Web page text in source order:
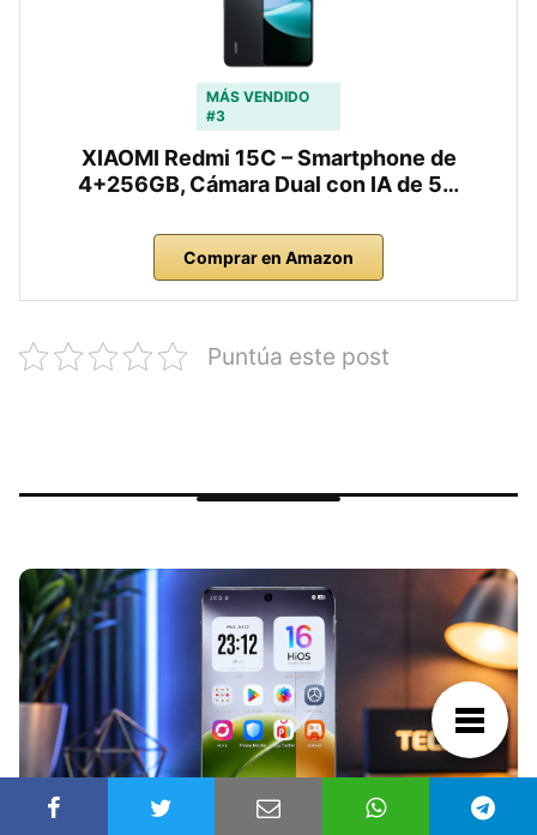
MÁS VENDIDO
#3
XIAOMI Redmi 15C – Smartphone de
4+256GB, Cámara Dual con IA de 5…
Comprar en Amazon
Puntúa este post